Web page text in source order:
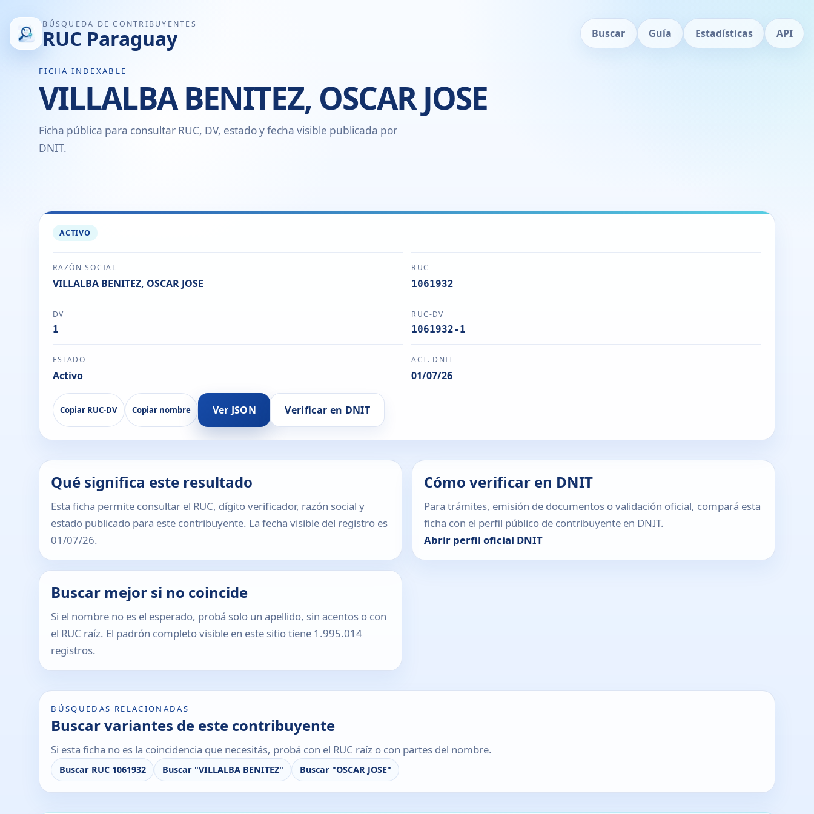
BÚSQUEDA DE CONTRIBUYENTES
RUC Paraguay Buscar Guía Estadísticas API
FICHA INDEXABLE
VILLALBA BENITEZ, OSCAR JOSE
Ficha pública para consultar RUC, DV, estado y fecha visible publicada por
DNIT.
ACTIVO
RAZÓN SOCIAL
VILLALBA BENITEZ, OSCAR JOSE
RUC
1061932
DV
1
RUC-DV
1061932-1
ESTADO
Activo
ACT. DNIT
01/07/26
Copiar RUC-DV Copiar nombre Ver JSON Verificar en DNIT
Qué significa este resultado
Esta ficha permite consultar el RUC, dígito verificador, razón social y
estado publicado para este contribuyente. La fecha visible del registro es
01/07/26.
Cómo verificar en DNIT
Para trámites, emisión de documentos o validación oficial, compará esta
ficha con el perfil público de contribuyente en DNIT.
Abrir perfil oficial DNIT
Buscar mejor si no coincide
Si el nombre no es el esperado, probá solo un apellido, sin acentos o con
el RUC raíz. El padrón completo visible en este sitio tiene 1.995.014
registros.
BÚSQUEDAS RELACIONADAS
Buscar variantes de este contribuyente
Si esta ficha no es la coincidencia que necesitás, probá con el RUC raíz o con partes del nombre.
Buscar RUC 1061932 Buscar "VILLALBA BENITEZ" Buscar "OSCAR JOSE"